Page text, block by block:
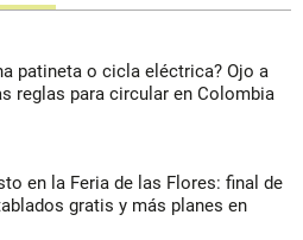
patineta o cicla eléctrica? Ojo a
reglas para circular en Colombia
en la Feria de las Flores: final de
gratis y más planes en